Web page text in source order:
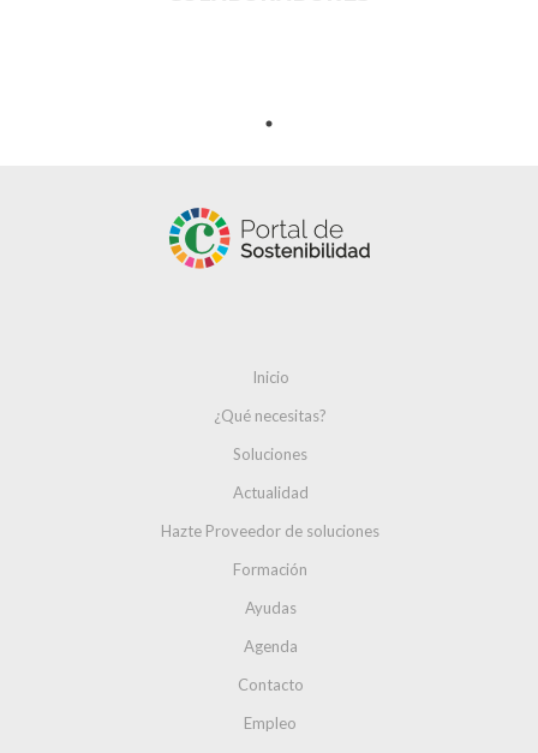
Inicio
¿Qué necesitas?
Soluciones
Actualidad
Hazte Proveedor de soluciones
Formación
Ayudas
Agenda
Contacto
Empleo